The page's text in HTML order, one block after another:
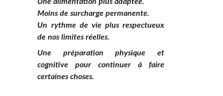
Moins de surcharge permanente.
Un rythme de vie plus respectueux
de nos limites réelles.
Une préparation physique et
cognitive pour continuer à faire
certaines choses.